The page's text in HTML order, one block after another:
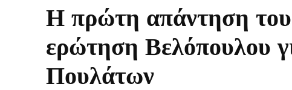
Η πρώτη απάντηση
ερώτηση Βελόπουλου
Πουλάτων